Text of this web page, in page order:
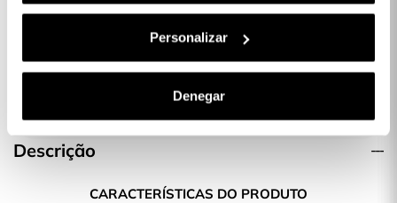
Personalizar
Denegar
Película de Película em vidro temperado
completa Inquebrável para iPhone 14
19,99 €
Descrição
CARACTERÍSTICAS DO PRODUTO